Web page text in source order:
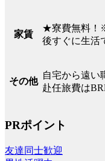
家賃
★寮費無料！
後すぐに生活
その他
自宅から遠い
赴任旅費は
PRポイント
友達同士歓迎